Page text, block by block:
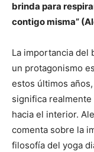
brinda para
contigo misma”
La importancia del
un protagonismo
estos últimos
significa
hacia el interior.
comenta sobre la
filosofía del yoga